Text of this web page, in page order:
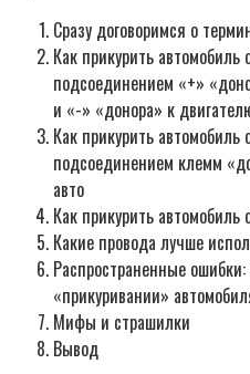
Сразу договоримся о
Как прикурить автомобиль
подсоединением «+»
и «-» «донора» к
Как прикурить автомобиль
подсоединением клемм
авто
Как прикурить автомобиль
Какие провода лучше
Распространенные
«прикуривании»
Мифы и страшилки
Вывод